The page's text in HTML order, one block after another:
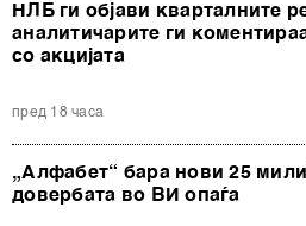
НЛБ ги објави кварталните
аналитичарите ги
со акцијата
пред 18 часа
„Алфабет“ бара нови 25
довербата во ВИ опаѓа